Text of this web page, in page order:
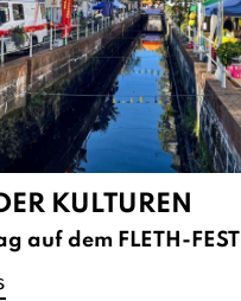
KULTUREN
auf dem FLETH-FEST